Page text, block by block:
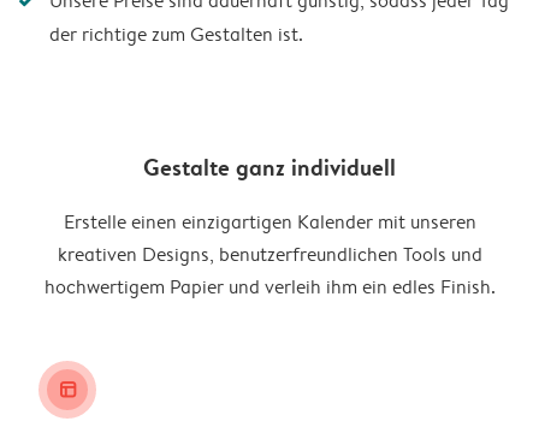
der richtige zum Gestalten ist.
Gestalte ganz individuell
Erstelle einen einzigartigen Kalender mit unseren
kreativen Designs, benutzerfreundlichen Tools und
hochwertigem Papier und verleih ihm ein edles Finish.
layout_alt